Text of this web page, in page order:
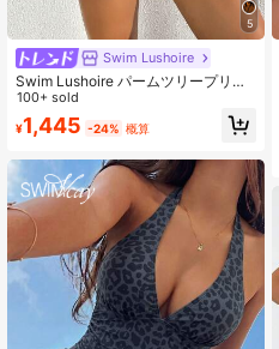
5
Swim Lushoire
Swim Lushoire パームツリープリン
ト レディース サマービーチタンキニ
2点セット水着 シフォンショート袖
カバーアップ付き
100+ sold
¥1,445 -24% 概算